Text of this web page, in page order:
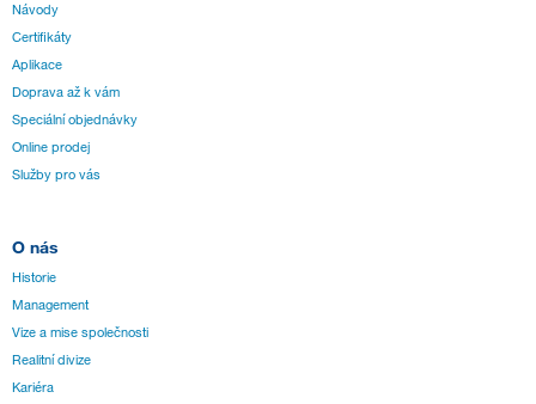
Návody
Certifikáty
Aplikace
Doprava až k vám
Speciální objednávky
Online prodej
Služby pro vás
O nás
Historie
Management
Vize a mise společnosti
Realitní divize
Kariéra